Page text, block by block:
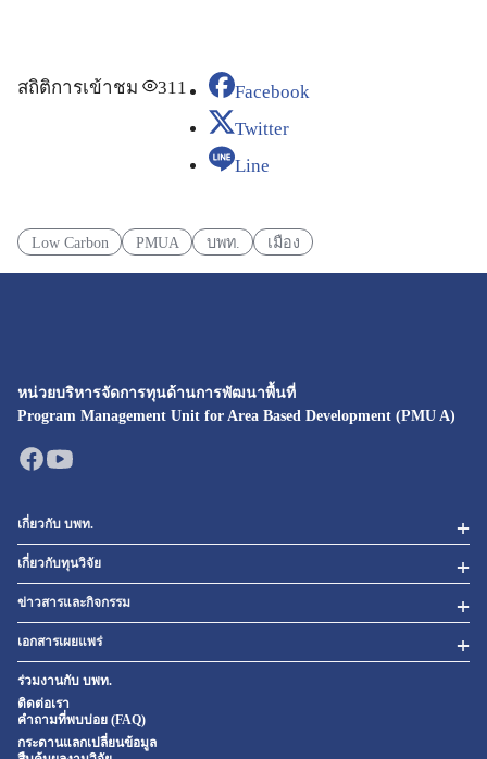
สถิติการเข้าชม 311
Facebook
Twitter
Line
Low Carbon PMUA บพท. เมือง
หน่วยบริหารจัดการทุนด้านการพัฒนาพื้นที่
Program Management Unit for Area Based Development (PMU A)
เกี่ยวกับ บพท.
เกี่ยวกับทุนวิจัย
ข่าวสารและกิจกรรม
เอกสารเผยแพร่
ร่วมงานกับ บพท.
ติดต่อเรา
คำถามที่พบบ่อย (FAQ)
กระดานแลกเปลี่ยนข้อมูล